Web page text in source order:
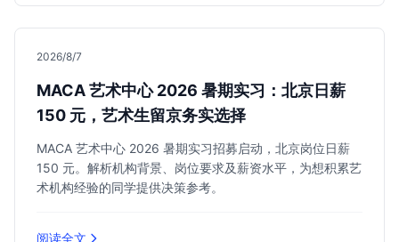
2026/8/7
MACA 艺术中心 2026 暑期实习：北京日薪
150 元，艺术生留京务实选择
MACA 艺术中心 2026 暑期实习招募启动，北京岗位日薪
150 元。解析机构背景、岗位要求及薪资水平，为想积累艺
术机构经验的同学提供决策参考。
阅读全文